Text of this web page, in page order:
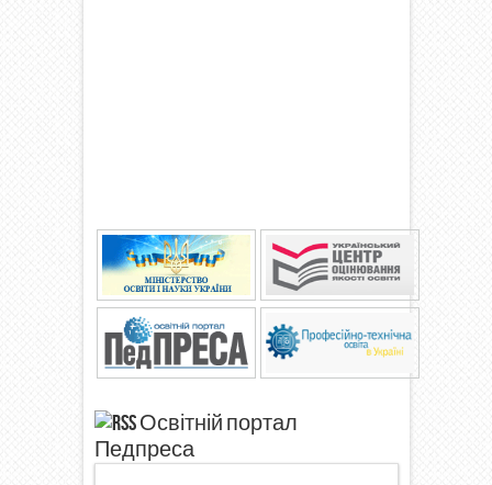
Освітній портал
Педпреса